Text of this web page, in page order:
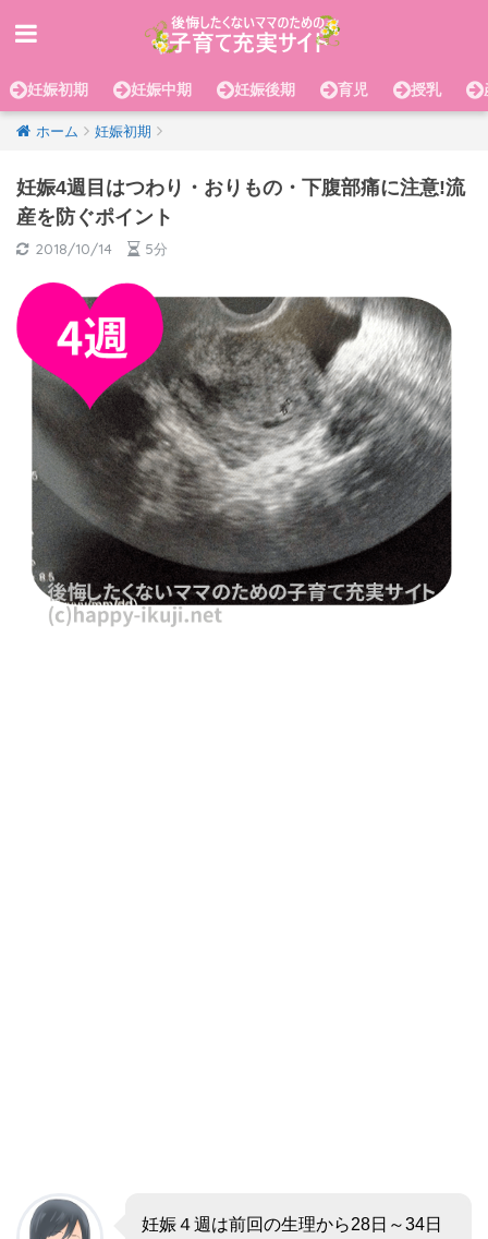
妊娠初期 妊娠中期 妊娠後期 育児 授乳
ホーム 妊娠初期
妊娠4週目はつわり・おりもの・下腹部痛に注意!流
産を防ぐポイント
2018/10/14 5分
妊娠４週は前回の生理から28日～34日